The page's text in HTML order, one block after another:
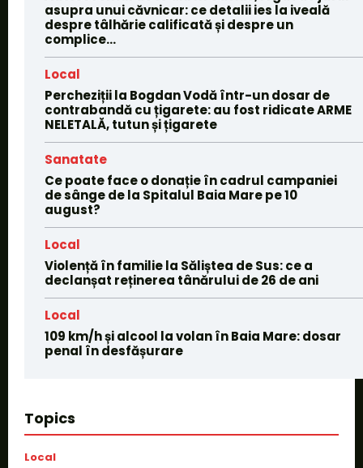
asupra unui căvnicar: ce detalii ies la iveală
despre tâlhărie calificată și despre un
complice...
Local
Percheziții la Bogdan Vodă într-un dosar de
contrabandă cu țigarete: au fost ridicate ARME
NELETALĂ, tutun și țigarete
Sanatate
Ce poate face o donație în cadrul campaniei
de sânge de la Spitalul Baia Mare pe 10
august?
Local
Violență în familie la Săliștea de Sus: ce a
declanșat reținerea tânărului de 26 de ani
Local
109 km/h și alcool la volan în Baia Mare: dosar
penal în desfășurare
Topics
Local